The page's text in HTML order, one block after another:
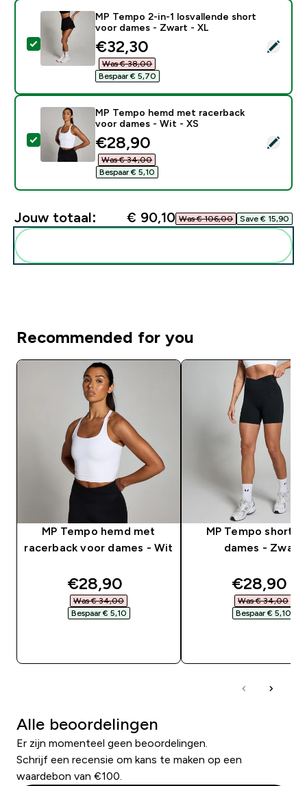
Selecteer dit product - MP Tempo 2-in-1 losvallende
MP Tempo 2-in-1 losvallende short
voor dames - Zwart - XL
discounted price
€32,30‎
Was € 38,00‎
Bespaar € 5,70‎
Selecteer dit product - MP Tempo hemd met
MP Tempo hemd met racerback
voor dames - Wit - XS
discounted price
€28,90‎
Was € 34,00‎
Bespaar € 5,10‎
Jouw totaal: € 90,10‎ Was € 106,00‎ Save € 15,90‎
Recommended for you
MP Tempo hemd met
racerback voor dames - Wit
discounted price
€28,90‎
Was € 34,00‎
Bespaar € 5,10‎
MP Tempo short
dames - Zwart
€28,90‎
Was € 34,00‎
Bespaar € 5,10‎
Alle beoordelingen
Er zijn momenteel geen beoordelingen.
Schrijf een recensie om kans te maken op een
waardebon van €100.